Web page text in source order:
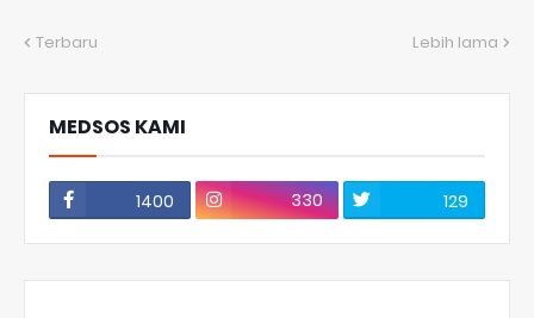
Terbaru Lebih lama
MEDSOS KAMI
1400 330 129